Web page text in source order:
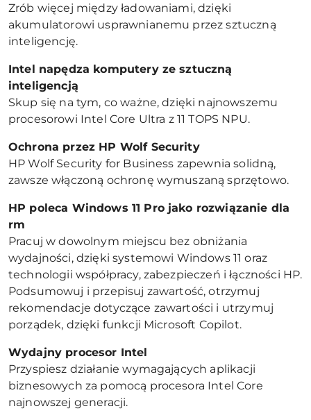
Zrób więcej między ładowaniami, dzięki
akumulatorowi usprawnianemu przez sztuczną
inteligencję.
Intel napędza komputery ze sztuczną
inteligencją
Skup się na tym, co ważne, dzięki najnowszemu
procesorowi Intel Core Ultra z 11 TOPS NPU.
Ochrona przez HP Wolf Security
HP Wolf Security for Business zapewnia solidną,
zawsze włączoną ochronę wymuszaną sprzętowo.
HP poleca Windows 11 Pro jako rozwiązanie dla
rm
Pracuj w dowolnym miejscu bez obniżania
wydajności, dzięki systemowi Windows 11 oraz
technologii współpracy, zabezpieczeń i łączności HP.
Podsumowuj i przepisuj zawartość, otrzymuj
rekomendacje dotyczące zawartości i utrzymuj
porządek, dzięki funkcji Microsoft Copilot.
Wydajny procesor Intel
Przyspiesz działanie wymagających aplikacji
biznesowych za pomocą procesora Intel Core
najnowszej generacji.